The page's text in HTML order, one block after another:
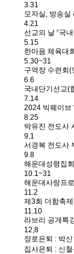
3.31
모자실, 방송실
4.21
선교의 날 “국
5.15
한마음 체육대회
5.30~31
구역장 수련회
6.6
국내단기선교(
7.14
2024 빅웨이브
8.25
박유진 전도사
9.1
서경복 전도사
9.8
해운대성령집
10.1~31
해운대사랑프
11.2
제3회 더함축제
11.10
라브리 공개특
12,8
장로은퇴 : 박신
집사은퇴 : 신